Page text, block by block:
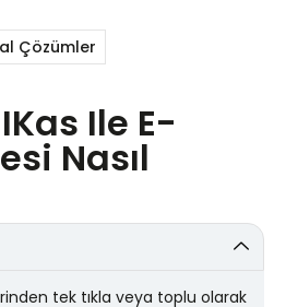
Çözümler
Ile E-
Nasıl
tek tıkla veya toplu olarak